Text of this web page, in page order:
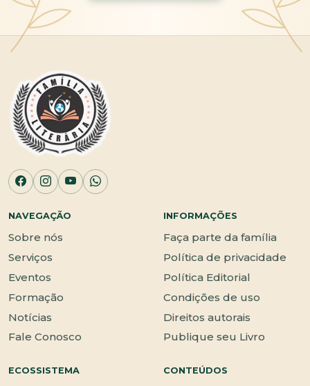
NAVEGAÇÃO
Sobre nós
Serviços
Eventos
Formação
Notícias
Fale Conosco
INFORMAÇÕES
Faça parte da família
Política de privacidade
Política Editorial
Condições de uso
Direitos autorais
Publique seu Livro
ECOSSISTEMA CONTEÚDOS